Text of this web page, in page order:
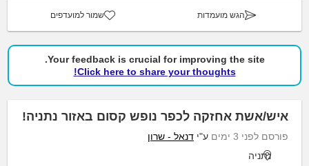
הגש מועמדות שמור למועדפים
Your feedback is crucial for improving the site.
Click here to share your thoughts!
איש/אשת אחזקה לכפר נופש קסום באזור נתניה!
פורסם לפני 3 ימים ע"י דנאל - שרון
נתניה